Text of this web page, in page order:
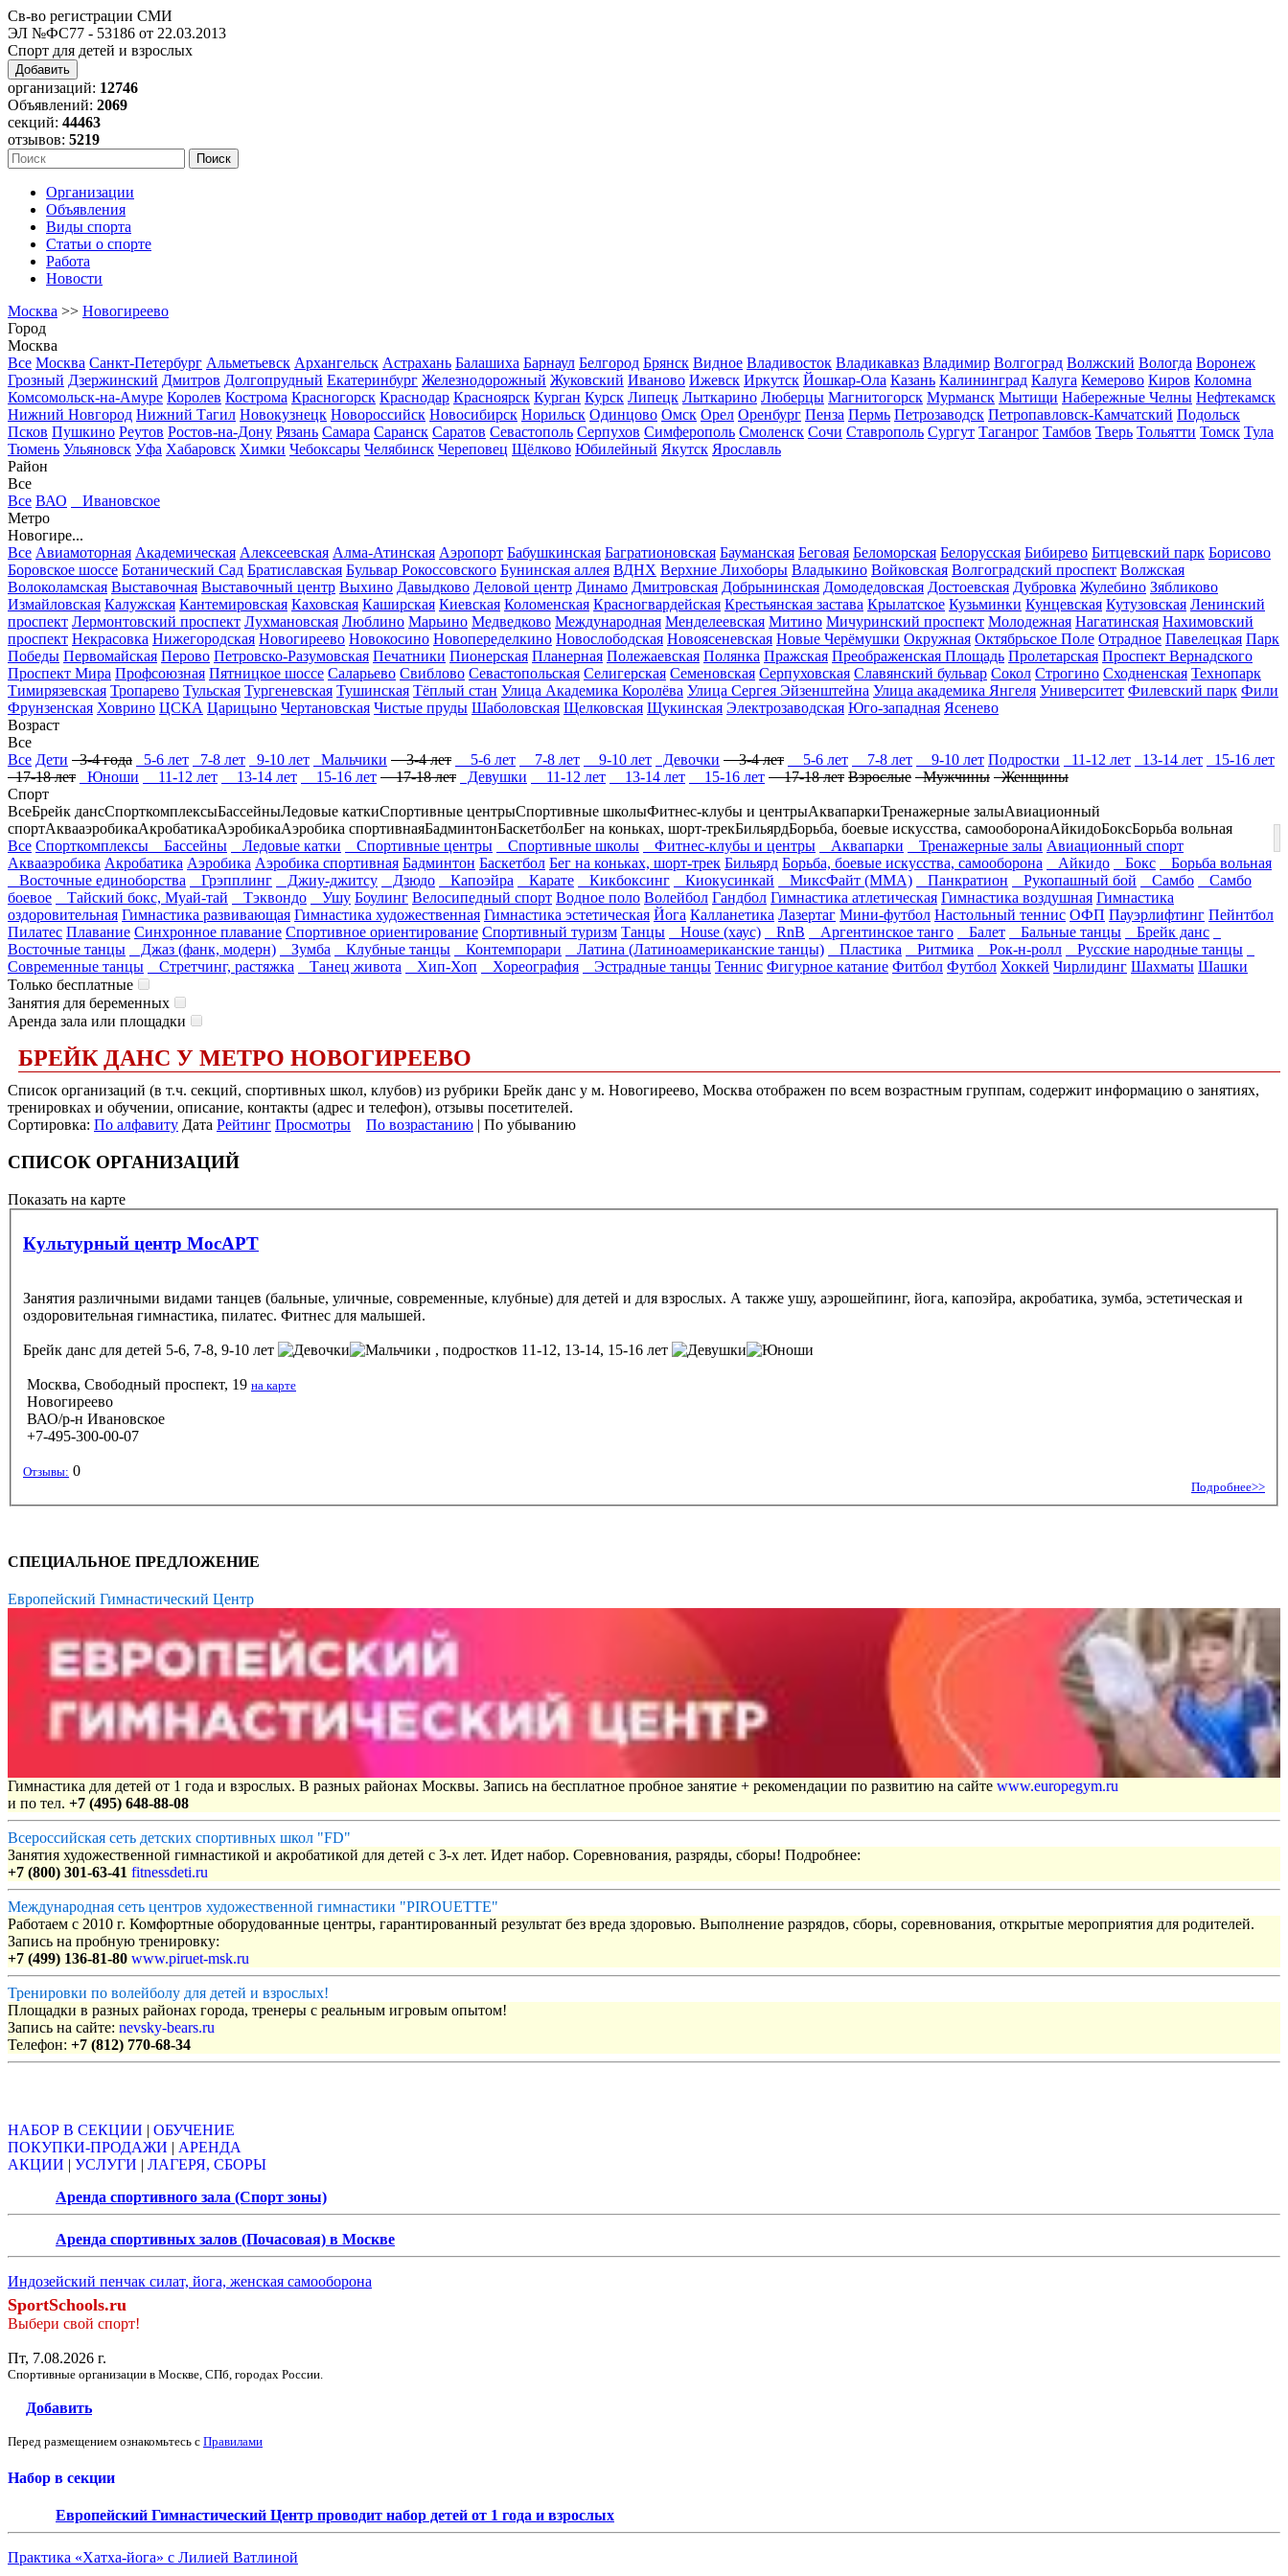
Св-во регистрации СМИ
ЭЛ №ФС77 - 53186 от 22.03.2013
Спорт для детей и взрослых
Добавить
организаций: 12746
Объявлений: 2069
секций: 44463
отзывов: 5219
Организации
Объявления
Виды спорта
Статьи о спорте
Работа
Новости
Москва >> Новогиреево
Город
Москва
Все Москва Санкт-Петербург Альметьевск Архангельск Астрахань Балашиха Барнаул Белгород Брянск Видное Владивосток Владикавказ Владимир Волгоград Волжский Вологда Воронеж
Грозный Дзержинский Дмитров Долгопрудный Екатеринбург Железнодорожный Жуковский Иваново Ижевск Иркутск Йошкар-Ола Казань Калининград Калуга Кемерово Киров Коломна
Комсомольск-на-Амуре Королев Кострома Красногорск Краснодар Красноярск Курган Курск Липецк Лыткарино Люберцы Магнитогорск Мурманск Мытищи Набережные Челны Нефтекамск
Нижний Новгород Нижний Тагил Новокузнецк Новороссийск Новосибирск Норильск Одинцово Омск Орел Оренбург Пенза Пермь Петрозаводск Петропавловск-Камчатский Подольск
Псков Пушкино Реутов Ростов-на-Дону Рязань Самара Саранск Саратов Севастополь Серпухов Симферополь Смоленск Сочи Ставрополь Сургут Таганрог Тамбов Тверь Тольятти Томск Тула
Тюмень Ульяновск Уфа Хабаровск Химки Чебоксары Челябинск Череповец Щёлково Юбилейный Якутск Ярославль
Район
Все
Все ВАО
Ивановское
Метро
Новогире...
Все Авиамоторная Академическая Алексеевская Алма-Атинская Аэропорт Бабушкинская Багратионовская Бауманская Беговая Беломорская Белорусская Бибирево Битцевский парк Борисово
Боровское шоссе Ботанический Сад Братиславская Бульвар Рокоссовского Бунинская аллея ВДНХ Верхние Лихоборы Владыкино Войковская Волгоградский проспект Волжская
Волоколамская Выставочная Выставочный центр Выхино Давыдково Деловой центр Динамо Дмитровская Добрынинская Домодедовская Достоевская Дубровка Жулебино Зябликово
Измайловская Калужская Кантемировская Каховская Каширская Киевская Коломенская Красногвардейская Крестьянская застава Крылатское Кузьминки Кунцевская Кутузовская Ленинский
проспект Лермонтовский проспект Лухмановская Люблино Марьино Медведково Международная Менделеевская Митино Мичуринский проспект Молодежная Нагатинская Нахимовский
проспект Некрасовка Нижегородская Новогиреево Новокосино Новопеределкино Новослободская Новоясеневская Новые Черёмушки Окружная Октябрьское Поле Отрадное Павелецкая Парк
Победы Первомайская Перово Петровско-Разумовская Печатники Пионерская Планерная Полежаевская Полянка Пражская Преображенская Площадь Пролетарская Проспект Вернадского
Проспект Мира Профсоюзная Пятницкое шоссе Саларьево Свиблово Севастопольская Селигерская Семеновская Серпуховская Славянский бульвар Сокол Строгино Сходненская Технопарк
Тимирязевская Тропарево Тульская Тургеневская Тушинская Тёплый стан Улица Академика Королёва Улица Сергея Эйзенштейна Улица академика Янгеля Университет Филевский парк Фили
Фрунзенская Ховрино ЦСКА Царицыно Чертановская Чистые пруды Шаболовская Щелковская Щукинская Электрозаводская Юго-западная Ясенево
Возраст
Все
Все Дети 3-4 года 5-6 лет 7-8 лет 9-10 лет Мальчики 3-4 лет 5-6 лет 7-8 лет 9-10 лет Девочки 3-4 лет 5-6 лет 7-8 лет 9-10 лет Подростки 11-12 лет 13-14 лет
15-16 лет
17-18 лет
Юноши 11-12 лет 13-14 лет 15-16 лет 17-18 лет Девушки 11-12 лет 13-14 лет 15-16 лет 17-18 лет Взрослые Мужчины Женщины
Спорт
ВсеБрейк дансСпорткомплексыБассейныЛедовые каткиСпортивные центрыСпортивные школыФитнес-клубы и центрыАквапаркиТренажерные залыАвиационный
спортАквааэробикаАкробатикаАэробикаАэробика спортивнаяБадминтонБаскетболБег на коньках, шорт-трекБильярдБорьба, боевые искусства, самооборонаАйкидоБоксБорьба вольная
Все Спорткомплексы Бассейны Ледовые катки Спортивные центры Спортивные школы Фитнес-клубы и центры Аквапарки Тренажерные залы Авиационный спорт
Аквааэробика Акробатика Аэробика Аэробика спортивная Бадминтон Баскетбол Бег на коньках, шорт-трек Бильярд Борьба, боевые искусства, самооборона Айкидо Бокс
Борьба вольная
Восточные единоборства
Грэпплинг Джиу-джитсу Дзюдо Капоэйра Карате Кикбоксинг Киокусинкай МиксФайт (ММА) Панкратион Рукопашный бой Самбо
Самбо
боевое
Тайский бокс, Муай-тай Тэквондо Ушу Боулинг Велосипедный спорт Водное поло Волейбол Гандбол Гимнастика атлетическая Гимнастика воздушная Гимнастика
оздоровительная Гимнастика развивающая Гимнастика художественная Гимнастика эстетическая Йога Калланетика Лазертаг Мини-футбол Настольный теннис ОФП Пауэрлифтинг Пейнтбол
Пилатес Плавание Синхронное плавание Спортивное ориентирование Спортивный туризм Танцы House (хаус) RnB Аргентинское танго Балет Бальные танцы
Брейк данс
Восточные танцы
Джаз (фанк, модерн) Зумба Клубные танцы Контемпорари Латина (Латиноамериканские танцы) Пластика Ритмика Рок-н-ролл
Русские народные танцы
Современные танцы
Стретчинг, растяжка Танец живота Хип-Хоп Хореография Эстрадные танцы Теннис Фигурное катание Фитбол Футбол Хоккей Чирлидинг Шахматы Шашки
Только бесплатные
Занятия для беременных
Аренда зала или площадки
БРЕЙК ДАНС У МЕТРО НОВОГИРЕЕВО
Список организаций (в т.ч. секций, спортивных школ, клубов) из рубрики Брейк данс у м. Новогиреево, Москва отображен по всем возрастным группам, содержит информацию о занятиях,
тренировках и обучении, описание, контакты (адрес и телефон), отзывы посетителей.
Сортировка: По алфавиту Дата Рейтинг Просмотры По возрастанию | По убыванию
СПИСОК ОРГАНИЗАЦИЙ
Показать на карте
Культурный центр МосАРТ
Занятия различными видами танцев (бальные, уличные, современные, клубные) для детей и для взрослых. А также ушу, аэрошейпинг, йога, капоэйра, акробатика, зумба, эстетическая и
оздоровительная гимнастика, пилатес. Фитнес для малышей.
Брейк данс для детей 5-6, 7-8, 9-10 лет , подростков 11-12, 13-14, 15-16 лет
Москва, Свободный проспект, 19 на карте
Новогиреево
ВАО/р-н Ивановское
+7-495-300-00-07
Отзывы: 0
Подробнее>>
СПЕЦИАЛЬНОЕ ПРЕДЛОЖЕНИЕ
Европейский Гимнастический Центр
Гимнастика для детей от 1 года и взрослых. В разных районах Москвы. Запись на бесплатное пробное занятие + рекомендации по развитию на сайте www.europegym.ru
и по тел. +7 (495) 648-88-08
Всероссийская сеть детских спортивных школ "FD"
Занятия художественной гимнастикой и акробатикой для детей с 3-х лет. Идет набор. Соревнования, разряды, сборы! Подробнее:
+7 (800) 301-63-41 fitnessdeti.ru
Международная сеть центров художественной гимнастики "PIROUETTE"
Работаем с 2010 г. Комфортные оборудованные центры, гарантированный результат без вреда здоровью. Выполнение разрядов, сборы, соревнования, открытые мероприятия для родителей.
Запись на пробную тренировку:
+7 (499) 136-81-80 www.piruet-msk.ru
Тренировки по волейболу для детей и взрослых!
Площадки в разных районах города, тренеры с реальным игровым опытом!
Запись на сайте: nevsky-bears.ru
Телефон: +7 (812) 770-68-34
НАБОР В СЕКЦИИ | ОБУЧЕНИЕ
ПОКУПКИ-ПРОДАЖИ | АРЕНДА
АКЦИИ | УСЛУГИ | ЛАГЕРЯ, СБОРЫ
Аренда спортивного зала (Спорт зоны)
Аренда спортивных залов (Почасовая) в Москве
Индозейский пенчак силат, йога, женская самооборона
SportSchools.ru
Выбери свой спорт!
Пт, 7.08.2026 г.
Спортивные организации в Москве, СПб, городах России.
Добавить
Перед размещением ознакомьтесь с Правилами
Набор в секции
Европейский Гимнастический Центр проводит набор детей от 1 года и взрослых
Практика «Хатха-йога» с Лилией Ватлиной